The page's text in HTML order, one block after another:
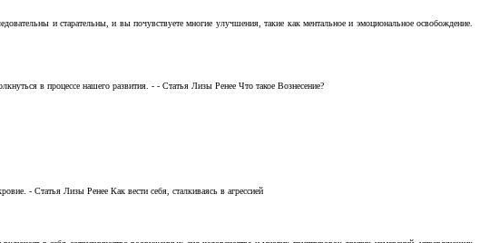
и старательны, и вы почувствуете многие улучшения, такие как ментальное и эмоциональное освобождение.
в процессе нашего развития. - - Статья Лизы Ренее Что такое Вознесение?
- Статья Лизы Ренее Как вести себя, сталкиваясь в агрессией